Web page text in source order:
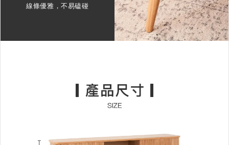
線條優雅，不易磕碰